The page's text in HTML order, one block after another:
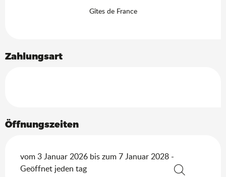
Gîtes de France
Zahlungsart
Öffnungszeiten
vom 3 Januar 2026 bis zum 7 Januar 2028 -
Geöffnet jeden tag